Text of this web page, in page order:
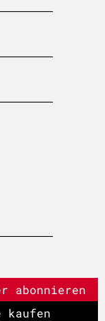
abonnieren
kaufen
abonnieren
kaufen